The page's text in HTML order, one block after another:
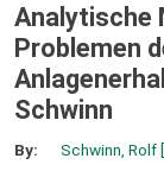
Analytische
Problemen
Schwinn
By: Schwinn, Rolf